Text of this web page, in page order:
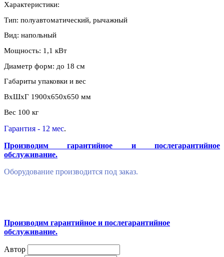
Характеристики:
Тип: полуавтоматический, рычажный
Вид: напольный
Мощность: 1,1 кВт
Диаметр форм: до 18 см
Габариты упаковки и вес
ВхШхГ 1900х650х650 мм
Вес 100 кг
Гарантия - 12 мес.
Производим гарантийное и послегарантийное
обслуживание.
Оборудование производится под заказ.
Производим гарантийное и послегарантийное
обслуживание.
Автор